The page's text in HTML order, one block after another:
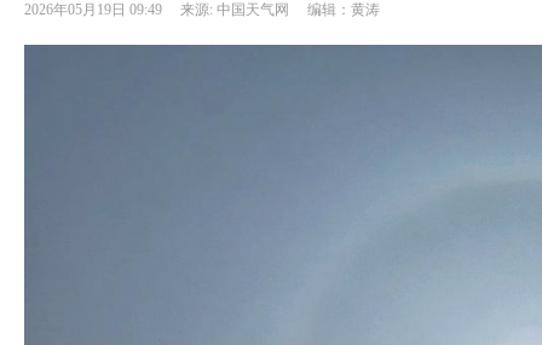
2026年05月19日 09:49 来源: 中国天气网 编辑：黄涛